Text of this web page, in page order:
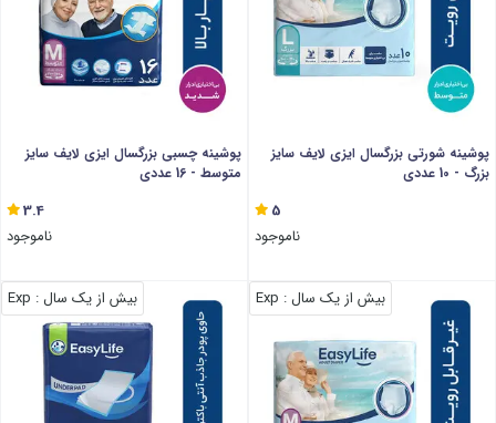
پوشینه شورتی بزرگسال ایزی لایف سایز
بزرگ - 10 عددی
5
ناموجود
پوشینه چسبی بزرگسال ایزی لایف سایز
متوسط - 16 عددی
3.4
ناموجود
بیش از یک سال : Exp بیش از یک سال : Exp